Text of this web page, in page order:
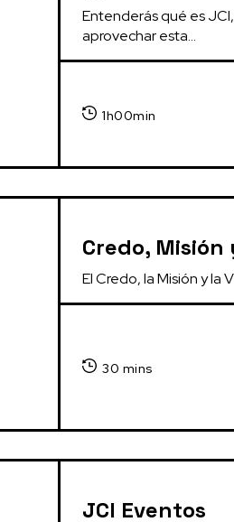
Entenderás qué es
aprovechar esta...
1h00min
Credo, Misión
El Credo, la Misión y la
30 mins
JCI Eventos